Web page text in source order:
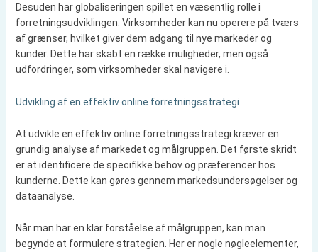
Desuden har globaliseringen spillet en væsentlig rolle i
forretningsudviklingen. Virksomheder kan nu operere på tværs
af grænser, hvilket giver dem adgang til nye markeder og
kunder. Dette har skabt en række muligheder, men også
udfordringer, som virksomheder skal navigere i.
Udvikling af en effektiv online forretningsstrategi
At udvikle en effektiv online forretningsstrategi kræver en
grundig analyse af markedet og målgruppen. Det første skridt
er at identificere de specifikke behov og præferencer hos
kunderne. Dette kan gøres gennem markedsundersøgelser og
dataanalyse.
Når man har en klar forståelse af målgruppen, kan man
begynde at formulere strategien. Her er nogle nøgleelementer,